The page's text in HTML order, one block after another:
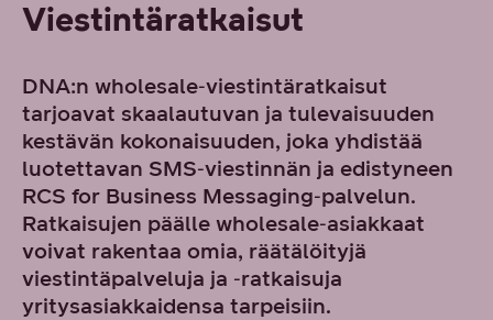
Viestintäratkaisut
DNA:n wholesale‑viestintäratkaisut
tarjoavat skaalautuvan ja tulevaisuuden
kestävän kokonaisuuden, joka yhdistää
luotettavan SMS‑viestinnän ja edistyneen
RCS for Business Messaging‑palvelun.
Ratkaisujen päälle wholesale‑asiakkaat
voivat rakentaa omia, räätälöityjä
viestintäpalveluja ja ‑ratkaisuja
yritysasiakkaidensa tarpeisiin.